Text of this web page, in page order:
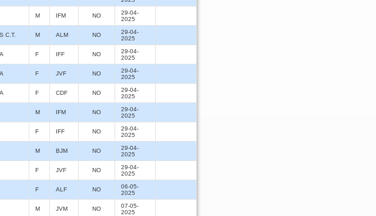
M IFM NO
29-04-
2025
C.T. M ALM NO
29-04-
2025
F IFF NO
29-04-
2025
F JVF NO
29-04-
2025
F CDF NO
29-04-
2025
M IFM NO
29-04-
2025
F IFF NO
29-04-
2025
M BJM NO
29-04-
2025
F JVF NO
29-04-
2025
F ALF NO
06-05-
2025
M JVM NO
07-05-
2025